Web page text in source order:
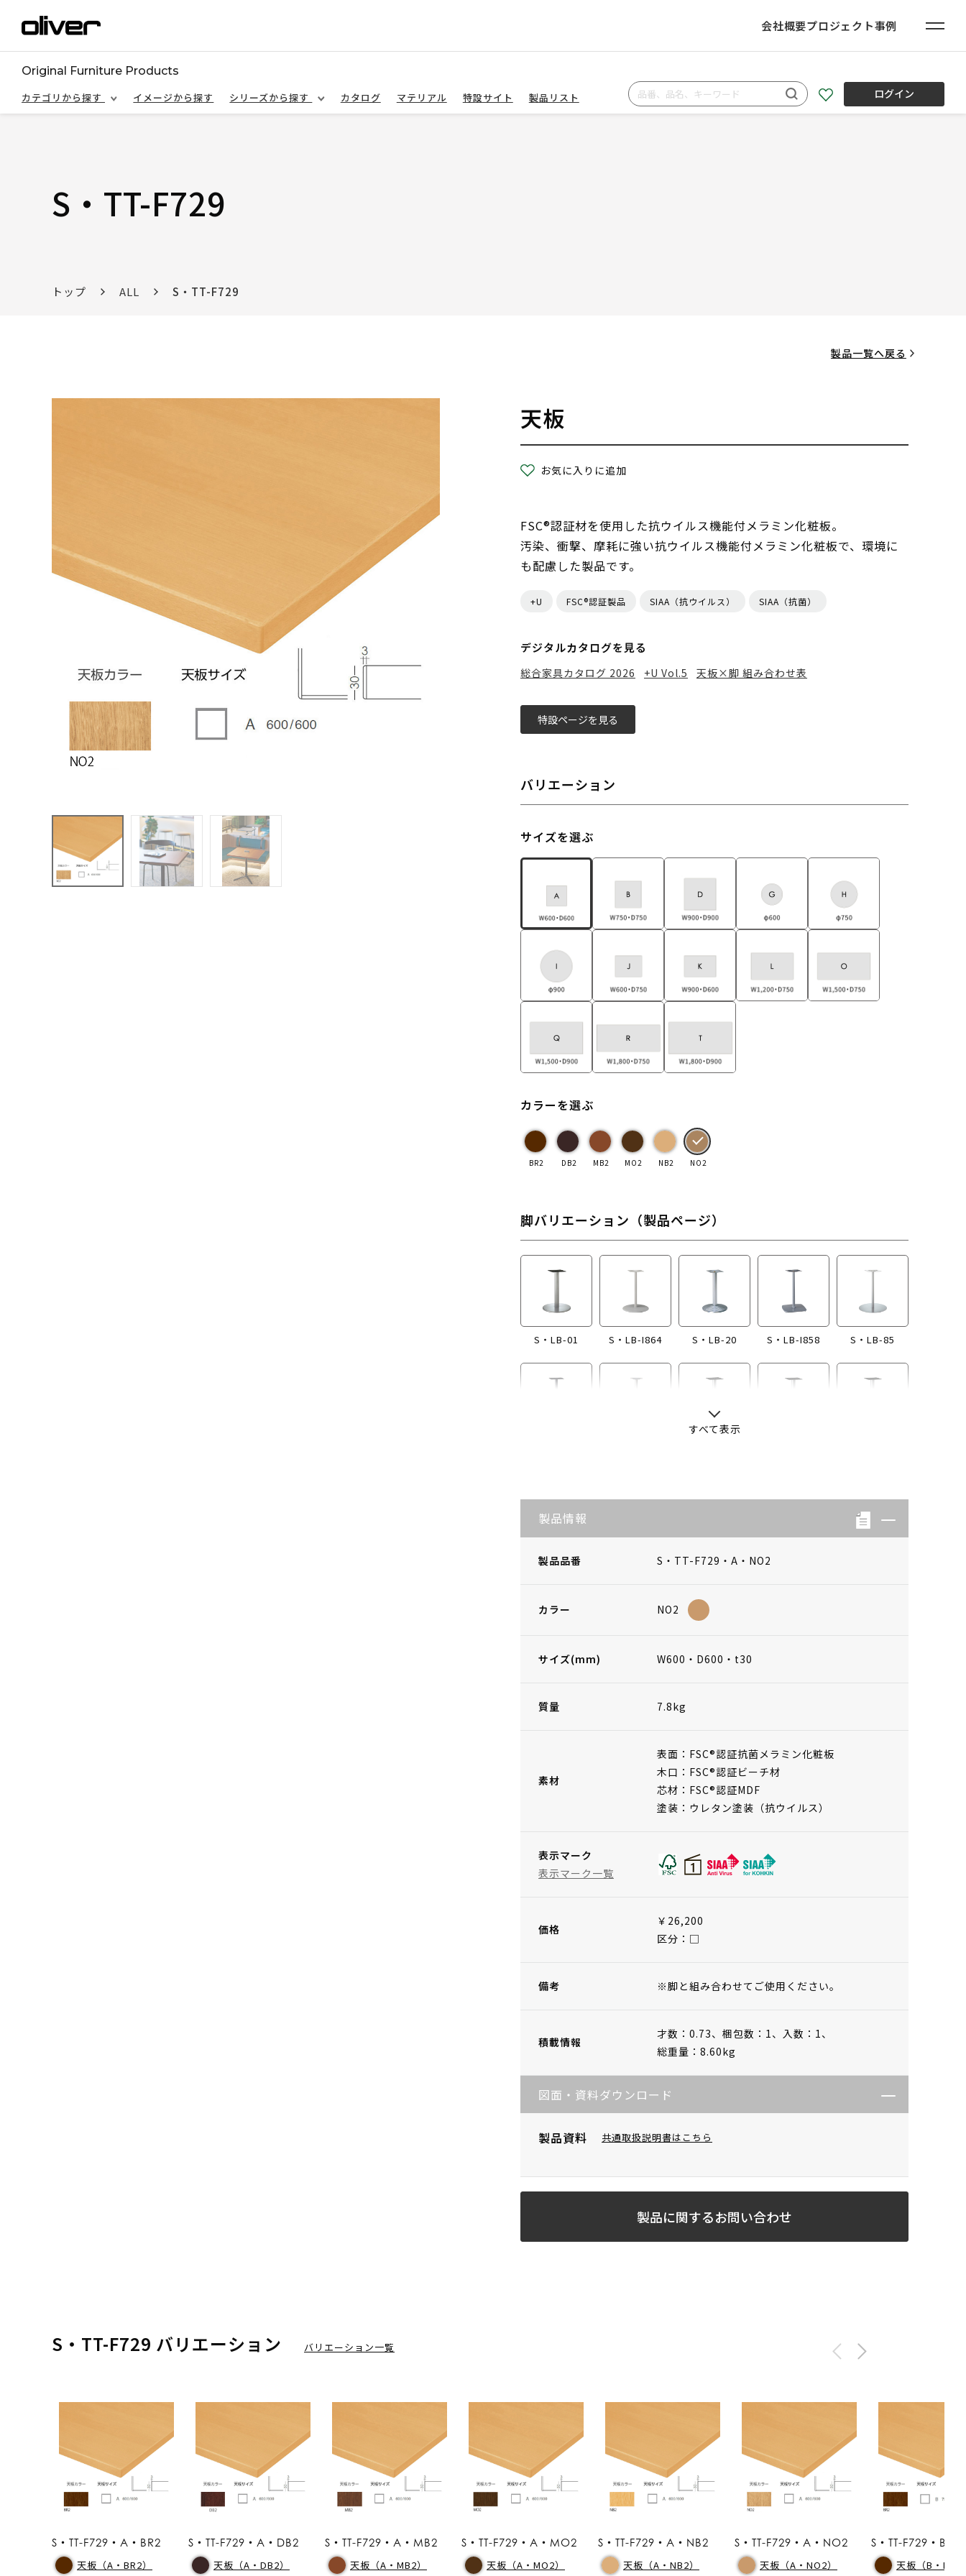
会社概要プロジェクト事例
Original Furniture Products
カテゴリから探す
イメージから探す シリーズから探す カタログ マテリアル 特設サイト 製品リスト ログイン
S・TT-F729
トップ ALL S・TT-F729
製品一覧へ戻る
天板
お気に入りに追加
FSC®認証材を使用した抗ウイルス機能付メラミン化粧板。
汚染、衝撃、摩耗に強い抗ウイルス機能付メラミン化粧板で、環境に
も配慮した製品です。
+U FSC®認証製品 SIAA（抗ウイルス） SIAA（抗菌）
デジタルカタログを見る
総合家具カタログ 2026 +U Vol.5 天板×脚 組み合わせ表
特設ページを見る
バリエーション
サイズを選ぶ
カラーを選ぶ
BR2 DB2 MB2 MO2 NB2 NO2
脚バリエーション（製品ページ）
S・LB-01 S・LB-I864 S・LB-20 S・LB-I858 S・LB-85
すべて表示
製品情報
製品品番 S・TT-F729・A・NO2
カラー NO2
サイズ(mm) W600・D600・t30
質量 7.8kg
素材
表面：FSC®認証抗菌メラミン化粧板
木口：FSC®認証ビーチ材
芯材：FSC®認証MDF
塗装：ウレタン塗装（抗ウイルス）
表示マーク
表示マーク一覧
価格
￥26,200
区分：□
備考 ※脚と組み合わせてご使用ください。
積載情報
才数：0.73、 梱包数：1、 入数：1、
総重量：8.60kg
図面・資料ダウンロード
製品資料 共通取扱説明書はこちら
製品に関するお問い合わせ
S・TT-F729 バリエーション バリエーション一覧
S・TT-F729・A・BR2
天板（A・BR2）
S・TT-F729・A・DB2
天板（A・DB2）
S・TT-F729・A・MB2
天板（A・MB2）
S・TT-F729・A・MO2
天板（A・MO2）
S・TT-F729・A・NB2
天板（A・NB2）
S・TT-F729・A・NO2
天板（A・NO2）
S・TT-F729・B・
天板（B・BR2